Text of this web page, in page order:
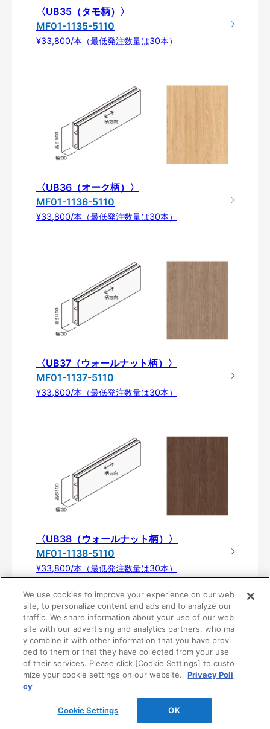
〈UB35（タモ柄）〉
MF01-1135-5110
¥33,800/本（最低発注数量は30本）
〈UB36（オーク柄）〉
MF01-1136-5110
¥33,800/本（最低発注数量は30本）
〈UB37（ウォールナット柄）〉
MF01-1137-5110
¥33,800/本（最低発注数量は30本）
〈UB38（ウォールナット柄）〉
MF01-1138-5110
¥33,800/本（最低発注数量は30本）
製品仕様
We use cookies to improve your experience on our web
site, to personalize content and ads and to analyze our
traffic. We share information about your use of our web
site with our advertising and analytics partners, who ma
y combine it with other information that you have provi
ded to them or that they have collected from your use
of their services. Please click [Cookie Settings] to custo
mize your cookie settings on our website.
Privacy Poli
cy
Cookie Settings OK